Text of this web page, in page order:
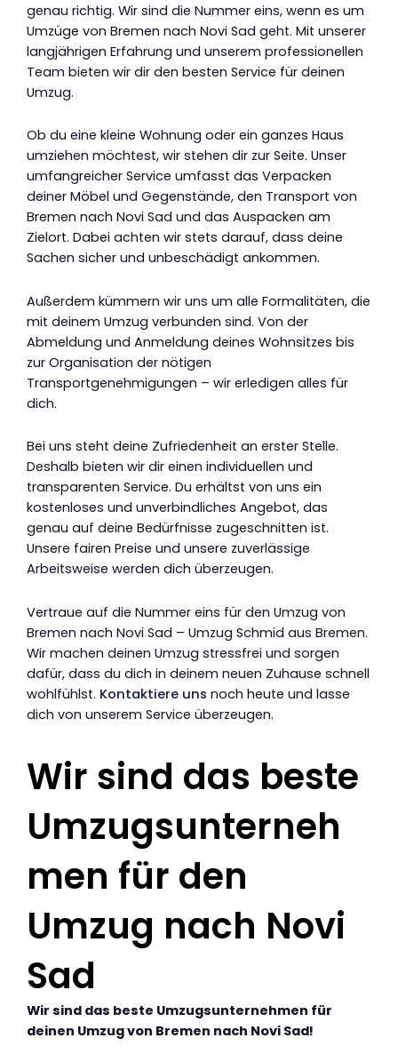
genau richtig. Wir sind die Nummer eins, wenn es um
Umzüge von Bremen nach Novi Sad geht. Mit unserer
langjährigen Erfahrung und unserem professionellen
Team bieten wir dir den besten Service für deinen
Umzug.
Ob du eine kleine Wohnung oder ein ganzes Haus
umziehen möchtest, wir stehen dir zur Seite. Unser
umfangreicher Service umfasst das Verpacken
deiner Möbel und Gegenstände, den Transport von
Bremen nach Novi Sad und das Auspacken am
Zielort. Dabei achten wir stets darauf, dass deine
Sachen sicher und unbeschädigt ankommen.
Außerdem kümmern wir uns um alle Formalitäten, die
mit deinem Umzug verbunden sind. Von der
Abmeldung und Anmeldung deines Wohnsitzes bis
zur Organisation der nötigen
Transportgenehmigungen – wir erledigen alles für
dich.
Bei uns steht deine Zufriedenheit an erster Stelle.
Deshalb bieten wir dir einen individuellen und
transparenten Service. Du erhältst von uns ein
kostenloses und unverbindliches Angebot, das
genau auf deine Bedürfnisse zugeschnitten ist.
Unsere fairen Preise und unsere zuverlässige
Arbeitsweise werden dich überzeugen.
Vertraue auf die Nummer eins für den Umzug von
Bremen nach Novi Sad – Umzug Schmid aus Bremen.
Wir machen deinen Umzug stressfrei und sorgen
dafür, dass du dich in deinem neuen Zuhause schnell
wohlfühlst. Kontaktiere uns noch heute und lasse
dich von unserem Service überzeugen.
Wir sind das beste
Umzugsunterneh
men für den
Umzug nach Novi
Sad
Wir sind das beste Umzugsunternehmen für
deinen Umzug von Bremen nach Novi Sad!